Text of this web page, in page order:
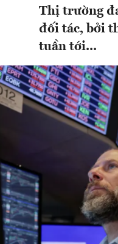
Thị trường
đối tác, bởi
tuần tới...